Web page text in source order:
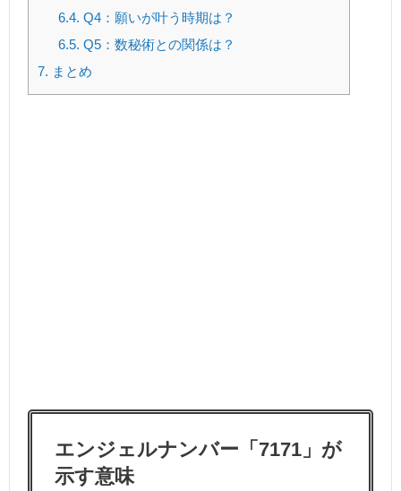
6.4. Q4：願いが叶う時期は？
6.5. Q5：数秘術との関係は？
7. まとめ
エンジェルナンバー「7171」が
示す意味